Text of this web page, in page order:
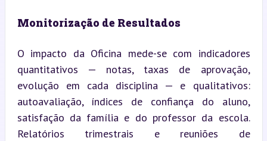
Monitorização de Resultados
O impacto da Oficina mede-se com indicadores
quantitativos — notas, taxas de aprovação,
evolução em cada disciplina — e qualitativos:
autoavaliação, índices de confiança do aluno,
satisfação da família e do professor da escola.
Relatórios trimestrais e reuniões de